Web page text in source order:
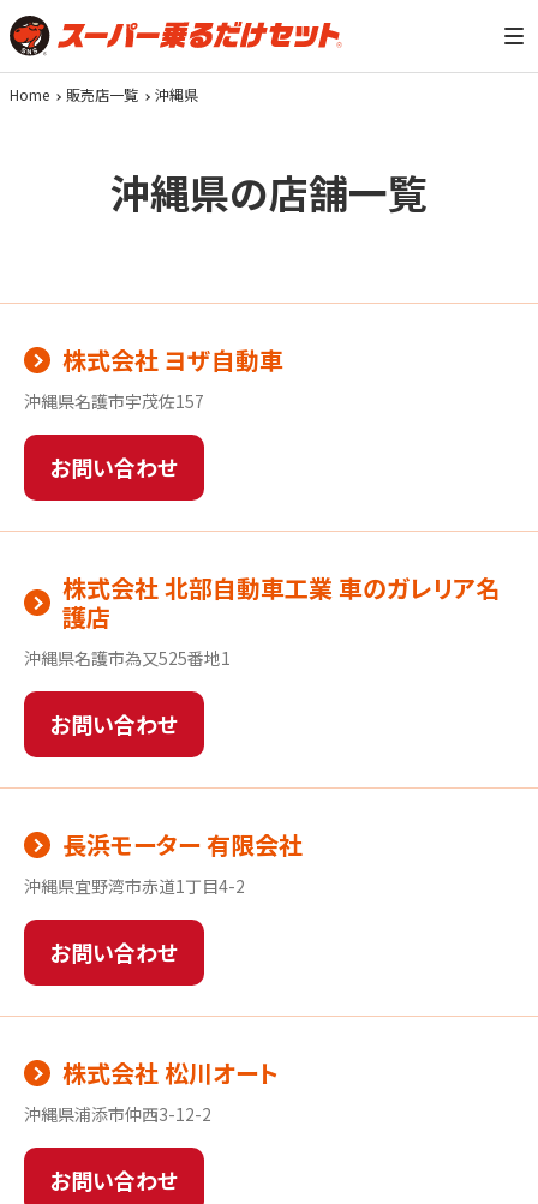
Home 販売店一覧 沖縄県
沖縄県の店舗一覧
株式会社 ヨザ自動車
沖縄県名護市宇茂佐157
お問い合わせ
株式会社 北部自動車工業 車のガレリア名
護店
沖縄県名護市為又525番地1
お問い合わせ
長浜モーター 有限会社
沖縄県宜野湾市赤道1丁目4-2
お問い合わせ
株式会社 松川オート
沖縄県浦添市仲西3-12-2
お問い合わせ